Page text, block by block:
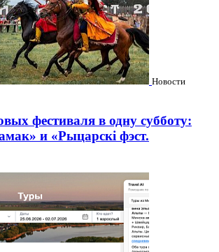
Новости
фестиваля в одну субботу:
и «Рыцарскі фэст.